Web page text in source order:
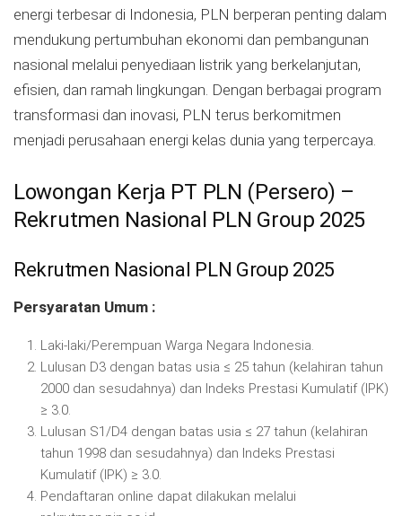
energi terbesar di Indonesia, PLN berperan penting dalam
mendukung pertumbuhan ekonomi dan pembangunan
nasional melalui penyediaan listrik yang berkelanjutan,
efisien, dan ramah lingkungan. Dengan berbagai program
transformasi dan inovasi, PLN terus berkomitmen
menjadi perusahaan energi kelas dunia yang terpercaya.
Lowongan Kerja PT PLN (Persero) –
Rekrutmen Nasional PLN Group 2025
Rekrutmen Nasional PLN Group 2025
Persyaratan Umum :
Laki-laki/Perempuan Warga Negara Indonesia.
Lulusan D3 dengan batas usia ≤ 25 tahun (kelahiran tahun
2000 dan sesudahnya) dan Indeks Prestasi Kumulatif (IPK)
≥ 3.0.
Lulusan S1/D4 dengan batas usia ≤ 27 tahun (kelahiran
tahun 1998 dan sesudahnya) dan Indeks Prestasi
Kumulatif (IPK) ≥ 3.0.
Pendaftaran online dapat dilakukan melalui